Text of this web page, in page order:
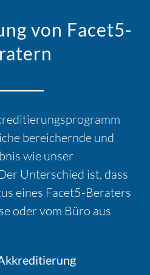
von Facet5-
bereichernde und
wie unser
Unterschied ist, dass
eines Facet5-Beraters
oder vom Büro aus